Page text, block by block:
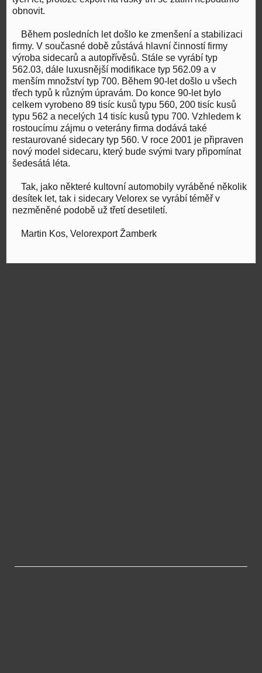
obnovit.
Během posledních let došlo ke zmenšení a stabilizaci
firmy. V současné době zůstává hlavní činností firmy
výroba sidecarů a autopřívěsů. Stále se vyrábí typ
562.03, dále luxusnější modifikace typ 562.09 a v
menším množství typ 700. Během 90-let došlo u všech
třech typů k různým úpravám. Do konce 90-let bylo
celkem vyrobeno 89 tisíc kusů typu 560, 200 tisíc kusů
typu 562 a necelých 14 tisíc kusů typu 700. Vzhledem k
rostoucímu zájmu o veterány firma dodává také
restaurované sidecary typ 560. V roce 2001 je připraven
nový model sidecaru, který bude svými tvary připomínat
šedesátá léta.
Tak, jako některé kultovní automobily vyráběné několik
desítek let, tak i sidecary Velorex se vyrábí téměř v
nezměněné podobě už třetí desetiletí.
Martin Kos, Velorexport Žamberk